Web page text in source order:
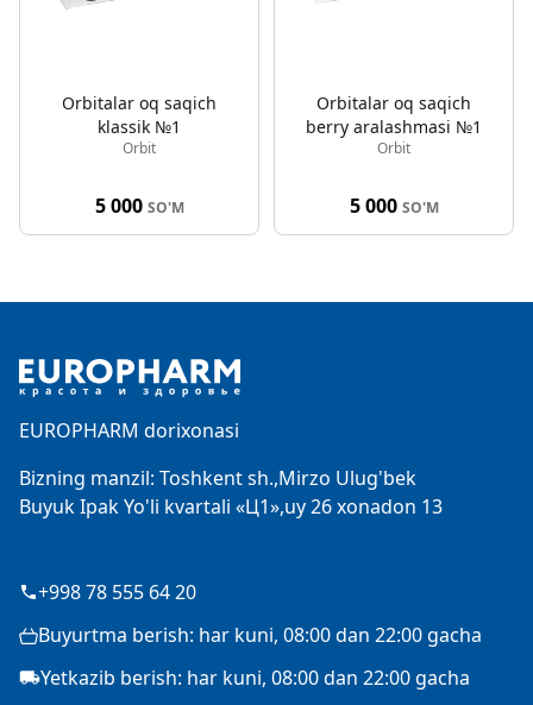
Orbitalar oq saqich
klassik №1
Orbit
5 000 SO'M
Orbitalar oq saqich
berry aralashmasi №1
Orbit
5 000 SO'M
EUROPHARM dorixonasi
Bizning manzil: Toshkent sh.,Mirzo Ulug'bek
Buyuk Ipak Yo'li kvartali «Ц1»,uy 26 xonadon 13
+998 78 555 64 20
Buyurtma berish: har kuni, 08:00 dan 22:00 gacha
Yetkazib berish: har kuni, 08:00 dan 22:00 gacha